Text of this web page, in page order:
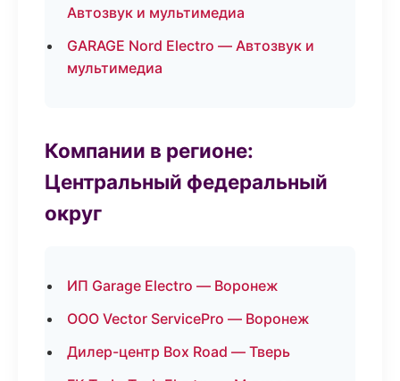
Автозвук и мультимедиа
GARAGE Nord Electro — Автозвук и
мультимедиа
Компании в регионе:
Центральный федеральный
округ
ИП Garage Electro — Воронеж
ООО Vector ServicePro — Воронеж
Дилер-центр Box Road — Тверь